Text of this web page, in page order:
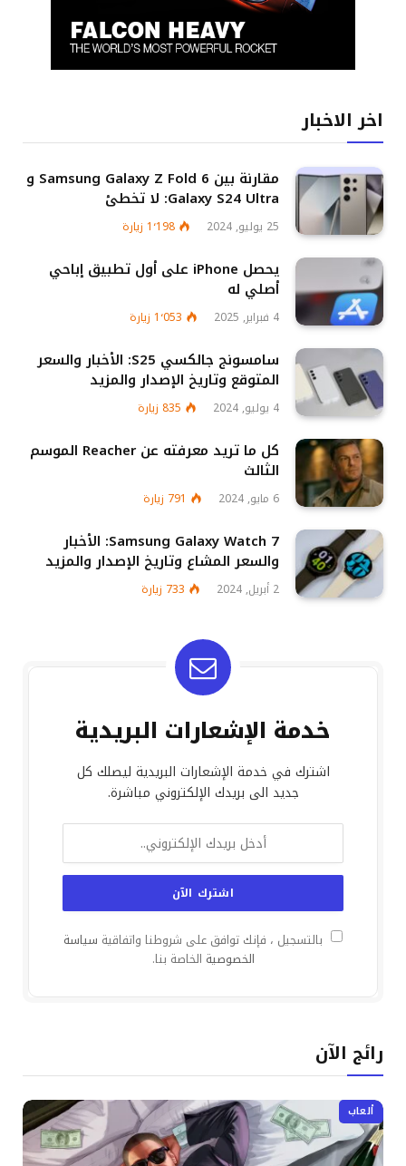
اخر الاخبار
مقارنة بين Samsung Galaxy Z Fold 6 و
Galaxy S24 Ultra: لا تخطئ
25 يوليو, 2024 1٬198 زيارة
يحصل iPhone على أول تطبيق إباحي
أصلي له
4 فبراير, 2025 1٬053 زيارة
سامسونج جالكسي S25: الأخبار والسعر
المتوقع وتاريخ الإصدار والمزيد
4 يوليو, 2024 835 زيارة
كل ما تريد معرفته عن Reacher الموسم
الثالث
6 مايو, 2024 791 زيارة
Samsung Galaxy Watch 7: الأخبار
والسعر المشاع وتاريخ الإصدار والمزيد
2 أبريل, 2024 733 زيارة
خدمة الإشعارات البريدية
اشترك في خدمة الإشعارات البريدية ليصلك كل
جديد الى بريدك الإلكتروني مباشرة.
بالتسجيل ، فإنك توافق على شروطنا واتفاقية سياسة
الخصوصية الخاصة بنا.
رائج الآن
ألعاب